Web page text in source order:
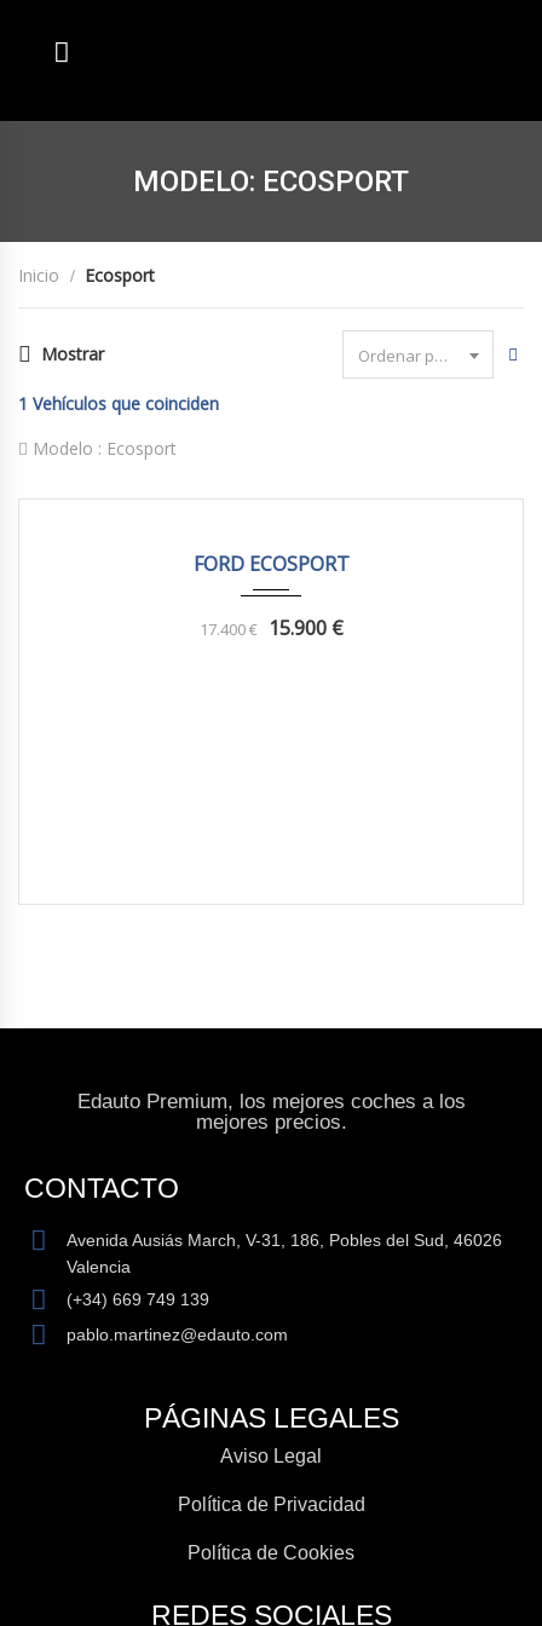
MODELO: ECOSPORT
Inicio Ecosport
Mostrar Ordenar por fecha
1 Vehículos que coinciden
Modelo : Ecosport
FORD ECOSPORT
17.400€ 15.900€
Edauto Premium, los mejores coches a los
mejores precios.
CONTACTO
Avenida Ausiás March, V-31, 186, Pobles del Sud, 46026
Valencia
(+34) 669 749 139
pablo.martinez@edauto.com
PÁGINAS LEGALES
Aviso Legal
Política de Privacidad
Política de Cookies
REDES SOCIALES